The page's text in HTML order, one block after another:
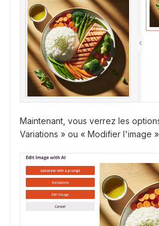
Maintenant, vous verrez les
Variations » ou « Modifier l'image